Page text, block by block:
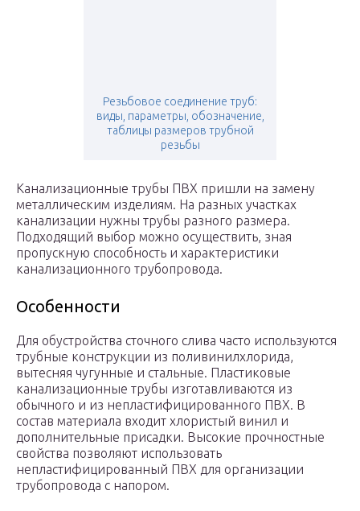
Резьбовое соединение труб:
виды, параметры, обозначение,
таблицы размеров трубной
резьбы
Канализационные трубы ПВХ пришли на замену
металлическим изделиям. На разных участках
канализации нужны трубы разного размера.
Подходящий выбор можно осуществить, зная
пропускную способность и характеристики
канализационного трубопровода.
Особенности
Для обустройства сточного слива часто используются
трубные конструкции из поливинилхлорида,
вытесняя чугунные и стальные. Пластиковые
канализационные трубы изготавливаются из
обычного и из непластифицированного ПВХ. В
состав материала входит хлористый винил и
дополнительные присадки. Высокие прочностные
свойства позволяют использовать
непластифицированный ПВХ для организации
трубопровода с напором.